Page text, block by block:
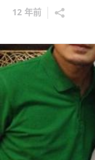
12 年前